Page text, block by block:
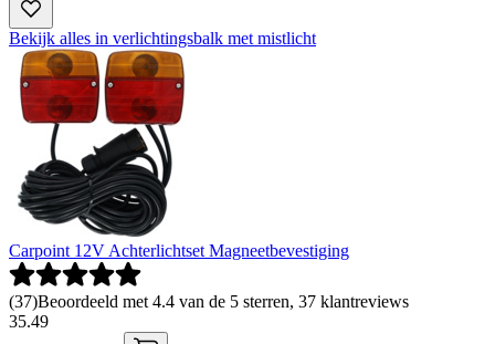
Bekijk alles in verlichtingsbalk met mistlicht
Carpoint 12V Achterlichtset Magneetbevestiging
(37)Beoordeeld met 4.4 van de 5 sterren, 37 klantreviews
35.49